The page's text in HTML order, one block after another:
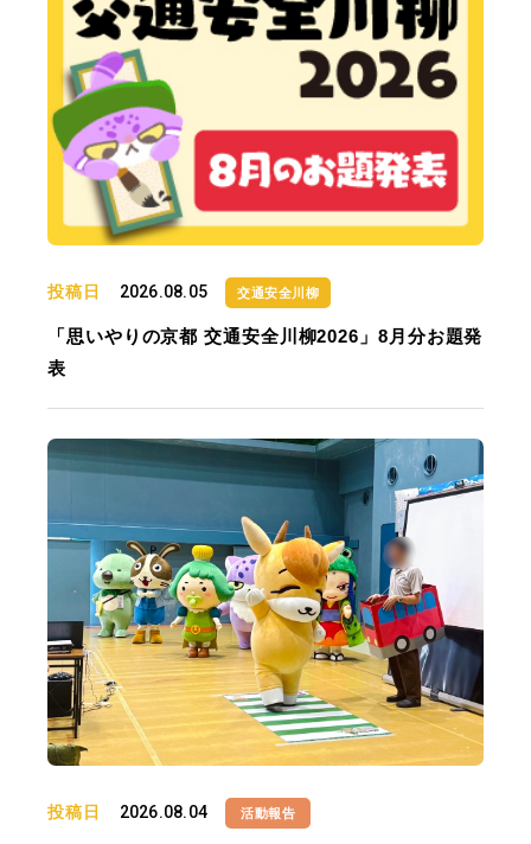
投稿日 2026.08.05 交通安全川柳
「思いやりの京都 交通安全川柳2026」8月分お題発
表
投稿日 2026.08.04 活動報告